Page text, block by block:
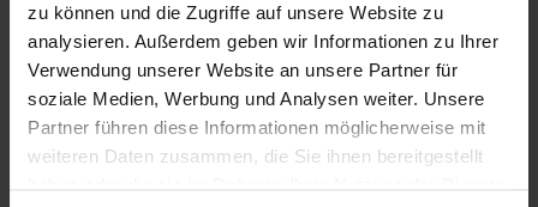
zu können und die Zugriffe auf unsere Website zu
analysieren. Außerdem geben wir Informationen zu Ihrer
Verwendung unserer Website an unsere Partner für
soziale Medien, Werbung und Analysen weiter. Unsere
Partner führen diese Informationen möglicherweise mit
weiteren Daten zusammen, die Sie ihnen bereitgestellt
haben oder die sie im Rahmen Ihrer Nutzung der Dienste
Versand & Zahlung
Bewertungen
FAQ Teilen!